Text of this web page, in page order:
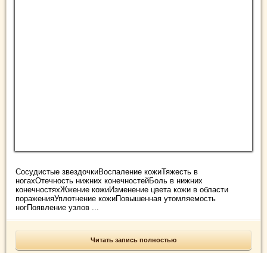
Сосудистые звездочкиВоспаление кожиТяжесть в
ногахОтечность нижних конечностейБоль в нижних
конечностяхЖжение кожиИзменение цвета кожи в области
пораженияУплотнение кожиПовышенная утомляемость
ногПоявление узлов ...
Читать запись полностью